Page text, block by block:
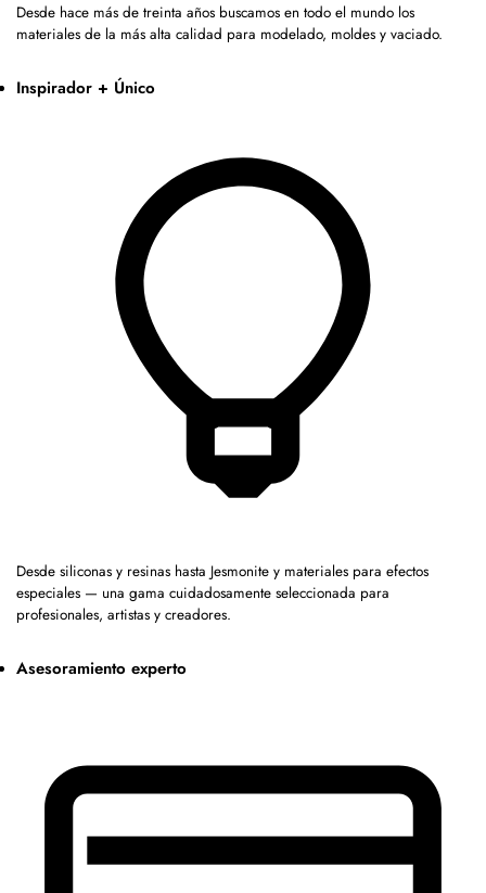
Desde hace más de treinta años buscamos en todo el mundo los
materiales de la más alta calidad para modelado, moldes y vaciado.
Inspirador + Único
Desde siliconas y resinas hasta Jesmonite y materiales para efectos
especiales — una gama cuidadosamente seleccionada para
profesionales, artistas y creadores.
Asesoramiento experto